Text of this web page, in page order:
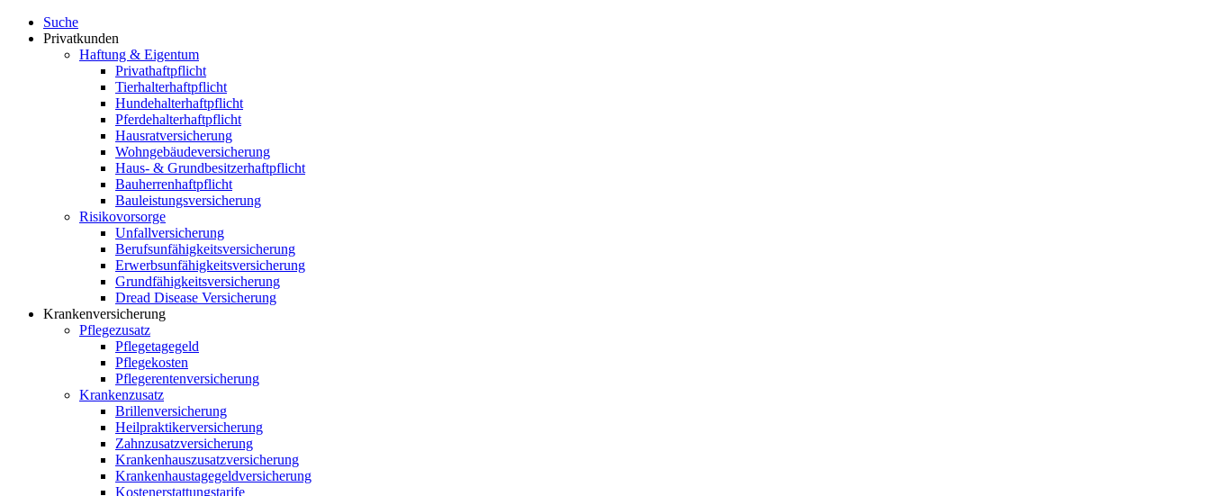
Suche
Privatkunden
Haftung & Eigentum
Privathaftpflicht
Tierhalterhaftpflicht
Hundehalterhaftpflicht
Pferdehalterhaftpflicht
Hausratversicherung
Wohngebäudeversicherung
Haus- & Grundbesitzerhaftpflicht
Bauherrenhaftpflicht
Bauleistungsversicherung
Risikovorsorge
Unfallversicherung
Berufsunfähigkeitsversicherung
Erwerbsunfähigkeitsversicherung
Grundfähigkeitsversicherung
Dread Disease Versicherung
Krankenversicherung
Pflegezusatz
Pflegetagegeld
Pflegekosten
Pflegerentenversicherung
Krankenzusatz
Brillenversicherung
Heilpraktikerversicherung
Zahnzusatzversicherung
Krankenhauszusatzversicherung
Krankenhaustagegeldversicherung
Kostenerstattungstarife